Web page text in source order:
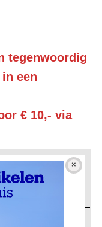
tegenwoordig
een
€ 10,- via
op deze site.
verhalen,
uit